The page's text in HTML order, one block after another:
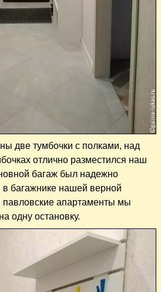
две тумбочки с полками, над
отлично разместился наш
багаж был надежно
в багажнике нашей верной
апартаменты мы
одну остановку.